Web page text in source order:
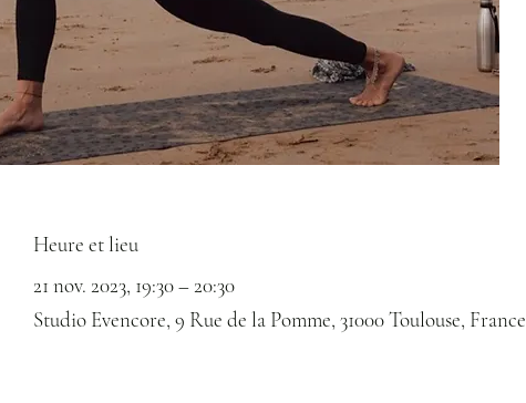
Heure et lieu
21 nov. 2023, 19:30 – 20:30
Studio Evencore, 9 Rue de la Pomme, 31000 Toulouse, France